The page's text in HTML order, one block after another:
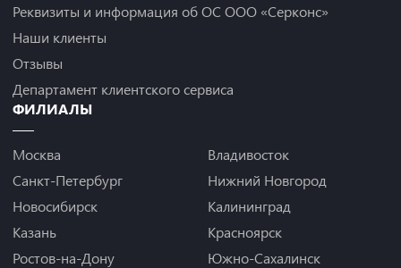
Реквизиты и информация об ОС ООО «Серконс»
Наши клиенты
Отзывы
Департамент клиентского сервиса
ФИЛИАЛЫ
Москва
Санкт-Петербург
Новосибирск
Казань
Ростов-на-Дону
Владивосток
Нижний Новгород
Калининград
Красноярск
Южно-Сахалинск